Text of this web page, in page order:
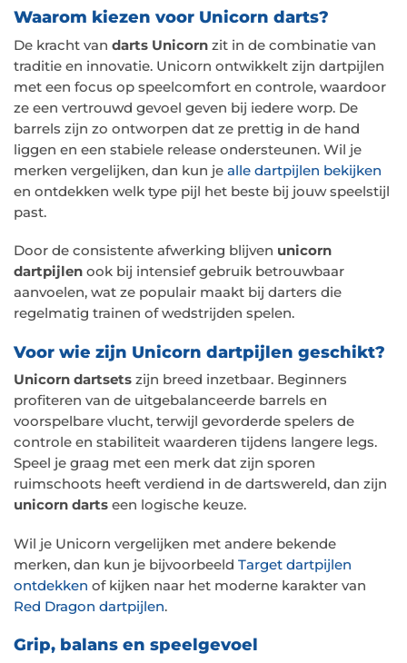
Waarom kiezen voor Unicorn darts?
De kracht van darts Unicorn zit in de combinatie van
traditie en innovatie. Unicorn ontwikkelt zijn dartpijlen
met een focus op speelcomfort en controle, waardoor
ze een vertrouwd gevoel geven bij iedere worp. De
barrels zijn zo ontworpen dat ze prettig in de hand
liggen en een stabiele release ondersteunen. Wil je
merken vergelijken, dan kun je alle dartpijlen bekijken
en ontdekken welk type pijl het beste bij jouw speelstijl
past.
Door de consistente afwerking blijven unicorn
dartpijlen ook bij intensief gebruik betrouwbaar
aanvoelen, wat ze populair maakt bij darters die
regelmatig trainen of wedstrijden spelen.
Voor wie zijn Unicorn dartpijlen geschikt?
Unicorn dartsets zijn breed inzetbaar. Beginners
profiteren van de uitgebalanceerde barrels en
voorspelbare vlucht, terwijl gevorderde spelers de
controle en stabiliteit waarderen tijdens langere legs.
Speel je graag met een merk dat zijn sporen
ruimschoots heeft verdiend in de dartswereld, dan zijn
unicorn darts een logische keuze.
Wil je Unicorn vergelijken met andere bekende
merken, dan kun je bijvoorbeeld Target dartpijlen
ontdekken of kijken naar het moderne karakter van
Red Dragon dartpijlen.
Grip, balans en speelgevoel